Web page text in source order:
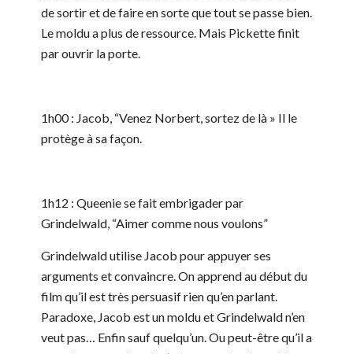
de sortir et de faire en sorte que tout se passe bien.
Le moldu a plus de ressource. Mais Pickette finit
par ouvrir la porte.
1h00 : Jacob, “Venez Norbert, sortez de là » Il le
protège à sa façon.
1h12 : Queenie se fait embrigader par
Grindelwald, “Aimer comme nous voulons”
Grindelwald utilise Jacob pour appuyer ses
arguments et convaincre. On apprend au début du
film qu’il est très persuasif rien qu’en parlant.
Paradoxe, Jacob est un moldu et Grindelwald n’en
veut pas… Enfin sauf quelqu’un. Ou peut-être qu’il a